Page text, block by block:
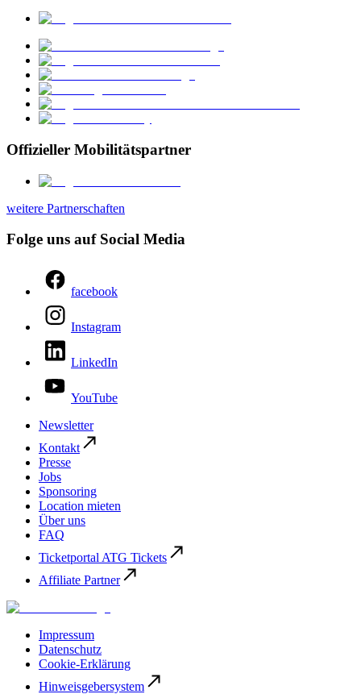
Offizieller Mobilitätspartner
weitere Partnerschaften
Folge uns auf Social Media
facebook
Instagram
LinkedIn
YouTube
Newsletter
Kontakt
Presse
Jobs
Sponsoring
Location mieten
Über uns
FAQ
Ticketportal ATG Tickets
Affiliate Partner
Impressum
Datenschutz
Cookie-Erklärung
Hinweisgebersystem